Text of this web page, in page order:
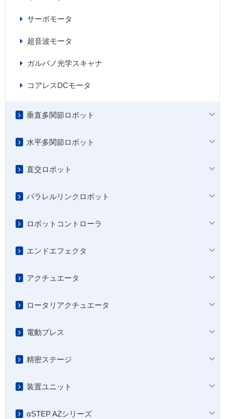
サーボモータ
超音波モータ
ガルバノ光学スキャナ
コアレスDCモータ
垂直多関節ロボット
水平多関節ロボット
直交ロボット
パラレルリンクロボット
ロボットコントローラ
エンドエフェクタ
アクチュエータ
ロータリアクチュエータ
電動プレス
精密ステージ
装置ユニット
αSTEP AZシリーズ